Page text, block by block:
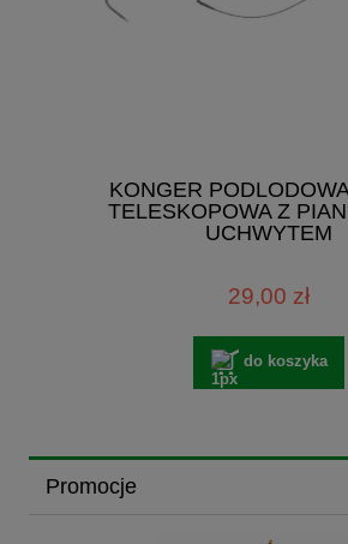
KONGER
TELESKOPOWA Z
UCHWYTEM
29,00 zł
do koszyka
Promocje